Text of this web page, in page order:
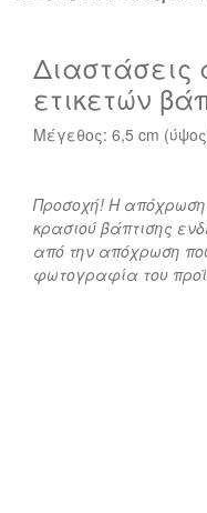
Διαστάσεις
ετικετών
Μέγεθος: 6,5 cm
Προσοχή! Η απόχρωση
κρασιού βάπτισης
από την απόχρωση
φωτογραφία του